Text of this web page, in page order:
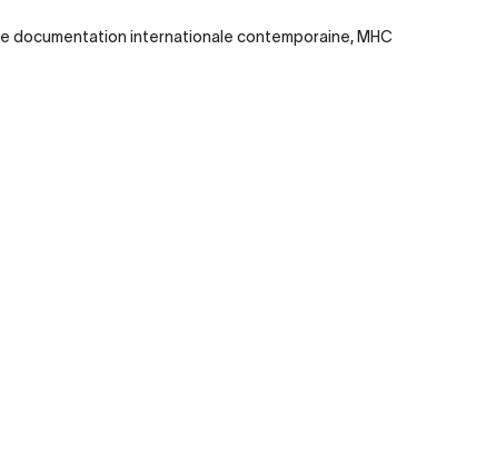
documentation internationale contemporaine, MHC